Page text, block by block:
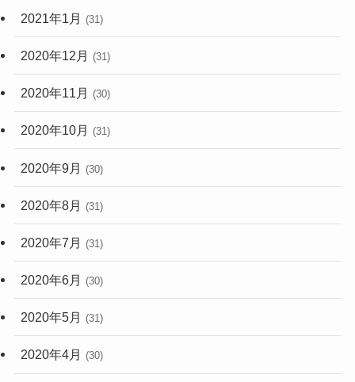
2021年1月 (31)
2020年12月 (31)
2020年11月 (30)
2020年10月 (31)
2020年9月 (30)
2020年8月 (31)
2020年7月 (31)
2020年6月 (30)
2020年5月 (31)
2020年4月 (30)